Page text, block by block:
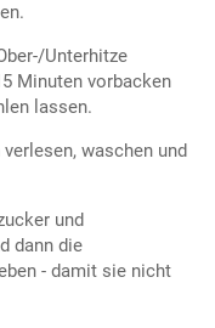
Unterhitze
Minuten vorbacken
lassen.
waschen und
und
dann die
- damit sie nicht